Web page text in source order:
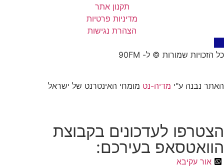
תקנון אתר
מדיניות פרטיות
הצהרת נגישות
כל הזכויות שמורות © ל- 90FM
האתר נבנה ע"י מדיה-נט מומחי האינטרנט של ישראל
הצטרפו לעדכונים בקבוצת
הוואטסאפ בעירכם:
אור עקיבא